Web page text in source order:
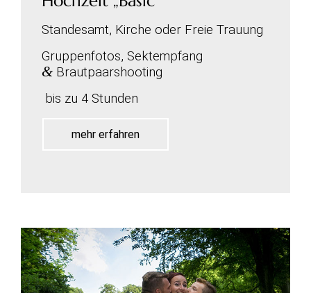
Standesamt, Kirche oder Freie Trauung
Gruppenfotos, Sektempfang
&Brautpaarshooting
bis zu 4 Stunden
mehr erfahren